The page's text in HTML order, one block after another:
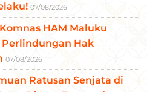
07/08/2026
HAM Maluku
Hak
07/08/2026
Ratusan Senjata di